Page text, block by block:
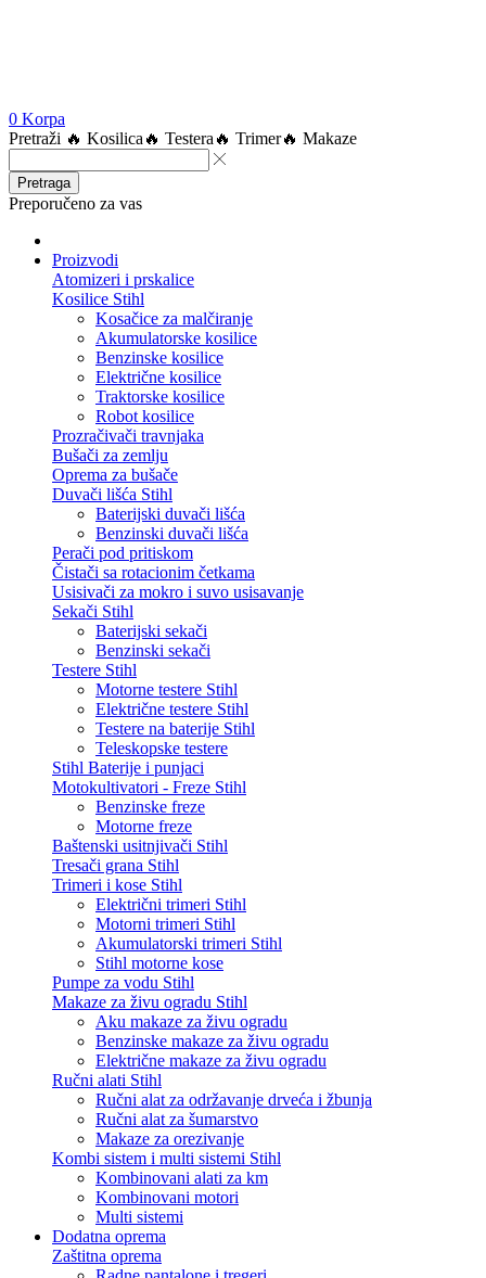
0 Korpa
Pretraži 🔥 Kosilica 🔥 Testera 🔥 Trimer🔥 Makaze
Pretraga
Preporučeno za vas
Proizvodi
Atomizeri i prskalice
Kosilice Stihl
Kosačice za malčiranje
Akumulatorske kosilice
Benzinske kosilice
Električne kosilice
Traktorske kosilice
Robot kosilice
Prozračivači travnjaka
Bušači za zemlju
Oprema za bušače
Duvači lišća Stihl
Baterijski duvači lišća
Benzinski duvači lišća
Perači pod pritiskom
Čistači sa rotacionim četkama
Usisivači za mokro i suvo usisavanje
Sekači Stihl
Baterijski sekači
Benzinski sekači
Testere Stihl
Motorne testere Stihl
Električne testere Stihl
Testere na baterije Stihl
Teleskopske testere
Stihl Baterije i punjaci
Motokultivatori - Freze Stihl
Benzinske freze
Motorne freze
Baštenski usitnjivači Stihl
Tresači grana Stihl
Trimeri i kose Stihl
Električni trimeri Stihl
Motorni trimeri Stihl
Akumulatorski trimeri Stihl
Stihl motorne kose
Pumpe za vodu Stihl
Makaze za živu ogradu Stihl
Aku makaze za živu ogradu
Benzinske makaze za živu ogradu
Električne makaze za živu ogradu
Ručni alati Stihl
Ručni alat za održavanje drveća i žbunja
Ručni alat za šumarstvo
Makaze za orezivanje
Kombi sistem i multi sistemi Stihl
Kombinovani alati za km
Kombinovani motori
Multi sistemi
Dodatna oprema
Zaštitna oprema